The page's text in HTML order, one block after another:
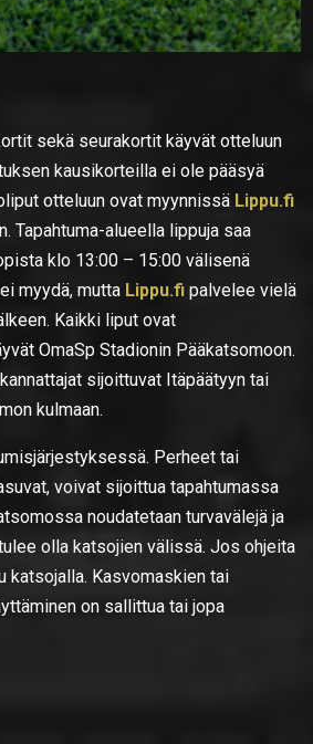
sekä seurakortit käyvät otteluun
kausikorteilla ei ole pääsyä
otteluun ovat myynnissä Lippu.fi
Tapahtuma-alueella lippuja saa
klo 13:00 – 15:00 välisenä
myydä, mutta Lippu.fi palvelee vielä
Kaikki liput ovat
OmaSp Stadionin Pääkatsomoon.
sijoittuvat Itäpäätyyn tai
kulmaan.
Perheet tai
voivat sijoittua tapahtumassa
noudatetaan turvavälejä ja
olla katsojien välissä. Jos ohjeita
katsojalla. Kasvomaskien tai
on sallittua tai jopa